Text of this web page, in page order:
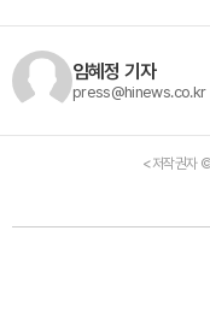
임혜정 기자
press@hinews.co.kr
<저작권자